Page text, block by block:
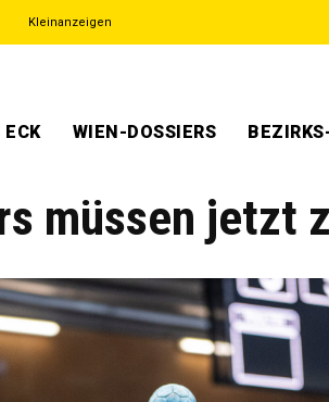
Kleinanzeigen
ECK WIEN-DOSSIERS
müssen jetzt